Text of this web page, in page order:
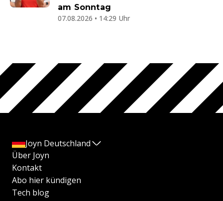
am Sonntag
07.08.2026 • 14:29 Uhr
Joyn Deutschland
Über Joyn
Kontakt
Abo hier kündigen
Tech blog